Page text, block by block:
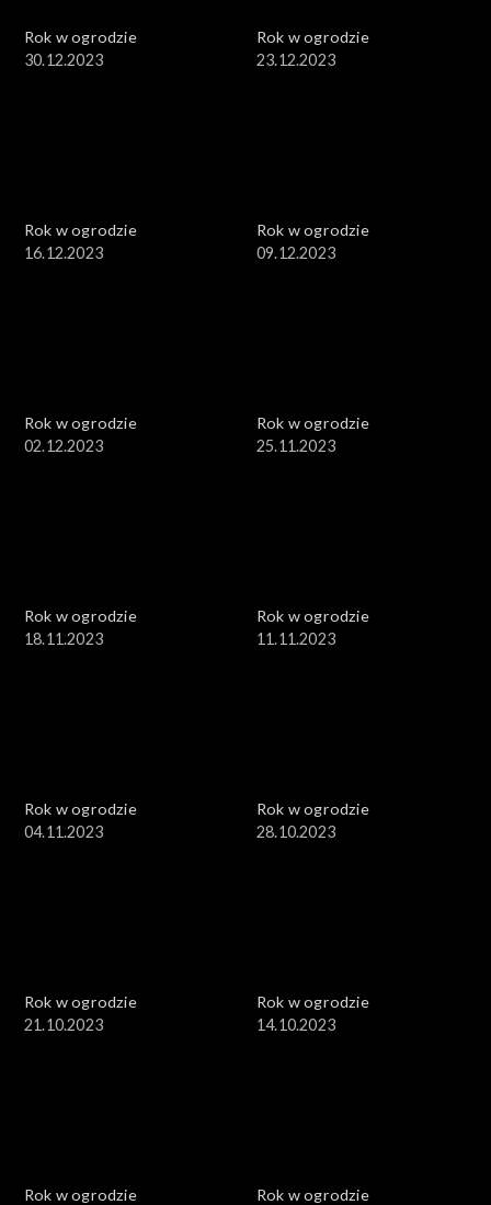
Rok w ogrodzie
30.12.2023
Rok w ogrodzie
23.12.2023
Rok w ogrodzie
16.12.2023
Rok w ogrodzie
09.12.2023
Rok w ogrodzie
02.12.2023
Rok w ogrodzie
25.11.2023
Rok w ogrodzie
18.11.2023
Rok w ogrodzie
11.11.2023
Rok w ogrodzie
04.11.2023
Rok w ogrodzie
28.10.2023
Rok w ogrodzie
21.10.2023
Rok w ogrodzie
14.10.2023
Rok w ogrodzie
Rok w ogrodzie